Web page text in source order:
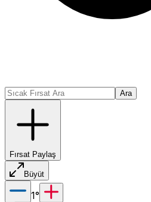
Ara
Fırsat Paylaş
Büyüt
1°